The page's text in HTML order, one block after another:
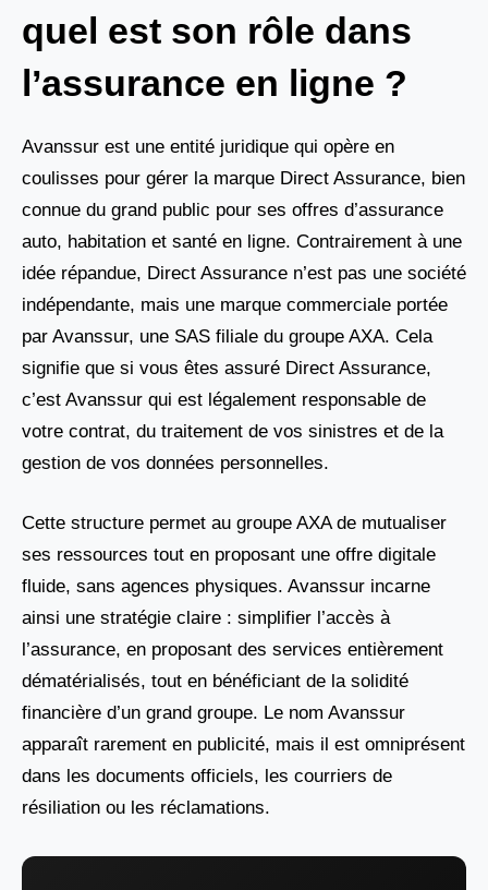
quel est son rôle dans
l’assurance en ligne ?
Avanssur est une entité juridique qui opère en
coulisses pour gérer la marque Direct Assurance, bien
connue du grand public pour ses offres d’assurance
auto, habitation et santé en ligne. Contrairement à une
idée répandue, Direct Assurance n’est pas une société
indépendante, mais une marque commerciale portée
par Avanssur, une SAS filiale du groupe AXA. Cela
signifie que si vous êtes assuré Direct Assurance,
c’est Avanssur qui est légalement responsable de
votre contrat, du traitement de vos sinistres et de la
gestion de vos données personnelles.
Cette structure permet au groupe AXA de mutualiser
ses ressources tout en proposant une offre digitale
fluide, sans agences physiques. Avanssur incarne
ainsi une stratégie claire : simplifier l’accès à
l’assurance, en proposant des services entièrement
dématérialisés, tout en bénéficiant de la solidité
financière d’un grand groupe. Le nom Avanssur
apparaît rarement en publicité, mais il est omniprésent
dans les documents officiels, les courriers de
résiliation ou les réclamations.